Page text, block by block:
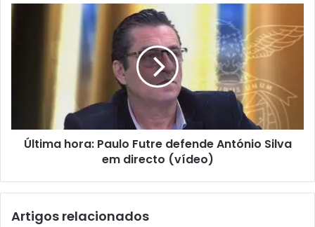
Última hora: Paulo Futre defende António Silva
em directo (vídeo)
Artigos relacionados